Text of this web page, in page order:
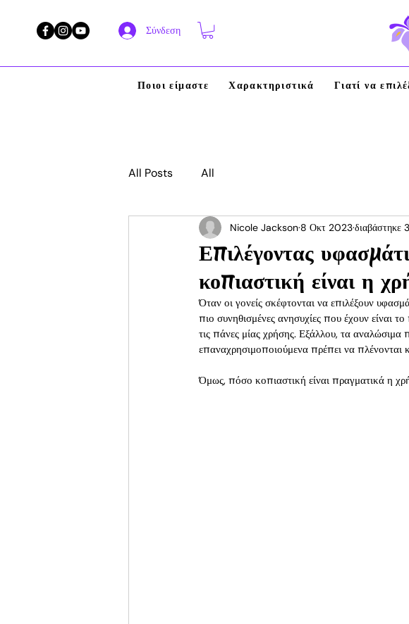
Σύνδεση
Ποιοι είμαστε Χαρακτηριστικά Γιατί να
All Posts All
Επιλέγοντας
κοπιαστική είναι η
Nicole Jackson 8 Οκτ 2023διαβάστηκε
Όταν οι γονείς σκέφτονται να επιλέξουν
πιο συνηθισμένες ανησυχίες που έχουν είναι
τις πάνες μίας χρήσης. Εξάλλου, τα
επαναχρησιμοποιούμενα πρέπει να πλένονται
Όμως, πόσο κοπιαστική είναι πραγματικά η